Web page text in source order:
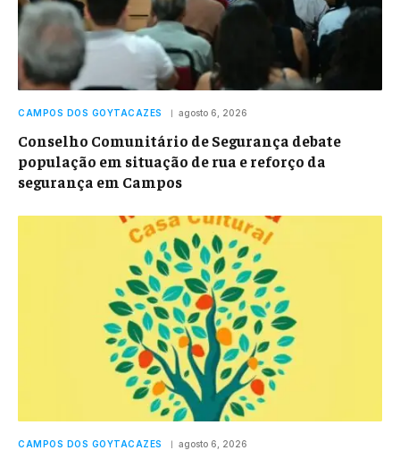
CAMPOS DOS GOYTACAZES agosto 6, 2026
Conselho Comunitário de Segurança debate
população em situação de rua e reforço da
segurança em Campos
CAMPOS DOS GOYTACAZES agosto 6, 2026